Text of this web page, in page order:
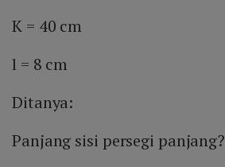
K = 40 cm
l = 8 cm
Ditanya:
Panjang sisi persegi panjang?